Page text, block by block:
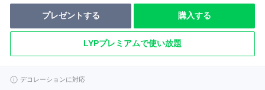
プレゼントする 購入する
LYPプレミアムで使い放題
デコレーションに対応